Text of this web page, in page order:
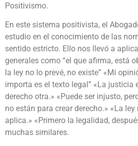
Positivismo.
En este sistema positivista, el
estudio en el conocimiento de las
sentido estricto. Ello nos llevó a
generales como “el que afirma, está
la ley no lo prevé, no existe” «Mi
importa es el texto legal” «La justicia
derecho otra.» «Puede ser injusto,
no están para crear derecho.» «La ley
aplica.» «Primero la legalidad,
muchas similares.